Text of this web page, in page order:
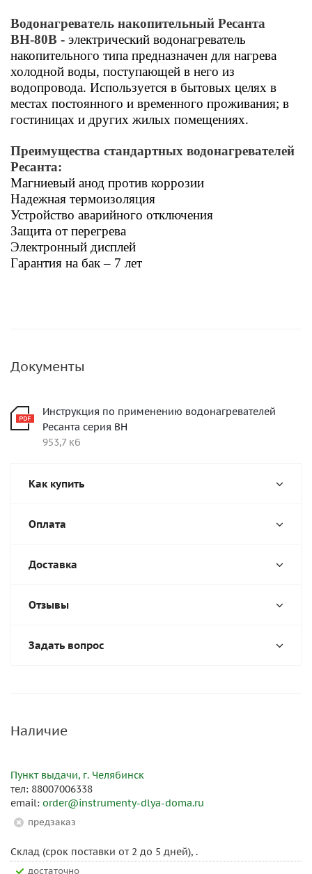
Водонагреватель накопительный Ресанта
ВН-80В - электрический водонагреватель
накопительного типа предназначен для нагрева
холодной воды, поступающей в него из
водопровода. Используется в бытовых целях в
местах постоянного и временного проживания; в
гостиницах и других жилых помещениях.
Преимущества стандартных водонагревателей
Ресанта:
Магниевый анод против коррозии
Надежная термоизоляция
Устройство аварийного отключения
Защита от перегрева
Электронный дисплей
Гарантия на бак – 7 лет
Документы
Инструкция по применению водонагревателей
Ресанта серия ВН
953,7 кб
Как купить
Оплата
Доставка
Отзывы
Задать вопрос
Наличие
Пункт выдачи, г. Челябинск
тел: 88007006338
email: order@instrumenty-dlya-doma.ru
Предзаказ
Склад (срок поставки от 2 до 5 дней), .
Достаточно